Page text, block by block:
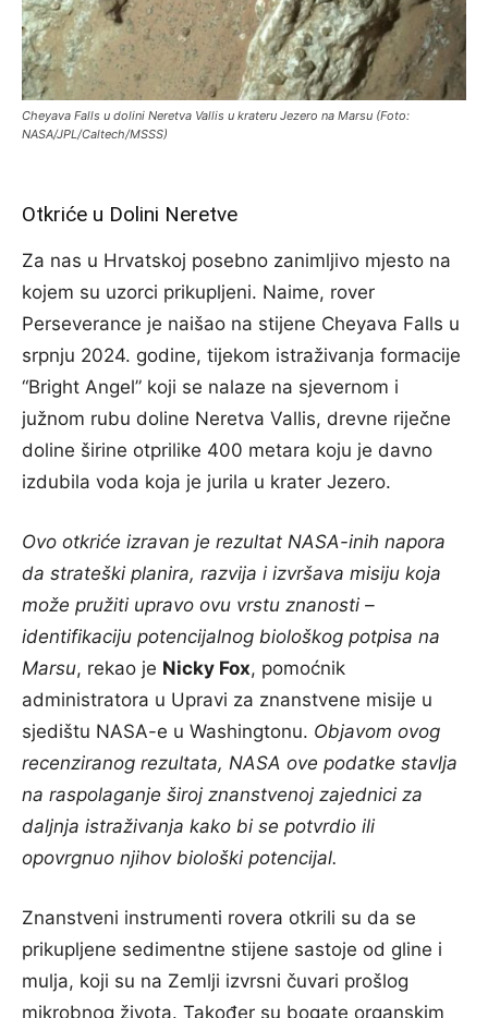
Cheyava Falls u dolini Neretva Vallis u krateru Jezero na Marsu (Foto:
NASA/JPL/Caltech/MSSS)
Otkriće u Dolini Neretve
Za nas u Hrvatskoj posebno zanimljivo mjesto na
kojem su uzorci prikupljeni. Naime, rover
Perseverance je naišao na stijene Cheyava Falls u
srpnju 2024. godine, tijekom istraživanja formacije
“Bright Angel” koji se nalaze na sjevernom i
južnom rubu doline Neretva Vallis, drevne riječne
doline širine otprilike 400 metara koju je davno
izdubila voda koja je jurila u krater Jezero.
Ovo otkriće izravan je rezultat NASA-inih napora
da strateški planira, razvija i izvršava misiju koja
može pružiti upravo ovu vrstu znanosti –
identifikaciju potencijalnog biološkog potpisa na
Marsu, rekao je Nicky Fox, pomoćnik
administratora u Upravi za znanstvene misije u
sjedištu NASA-e u Washingtonu. Objavom ovog
recenziranog rezultata, NASA ove podatke stavlja
na raspolaganje široj znanstvenoj zajednici za
daljnja istraživanja kako bi se potvrdio ili
opovrgnuo njihov biološki potencijal.
Znanstveni instrumenti rovera otkrili su da se
prikupljene sedimentne stijene sastoje od gline i
mulja, koji su na Zemlji izvrsni čuvari prošlog
mikrobnog života. Također su bogate organskim